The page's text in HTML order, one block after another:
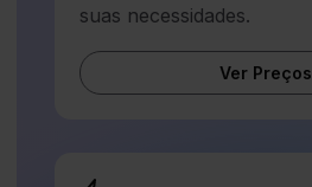
suas necessidades.
Ver Preços